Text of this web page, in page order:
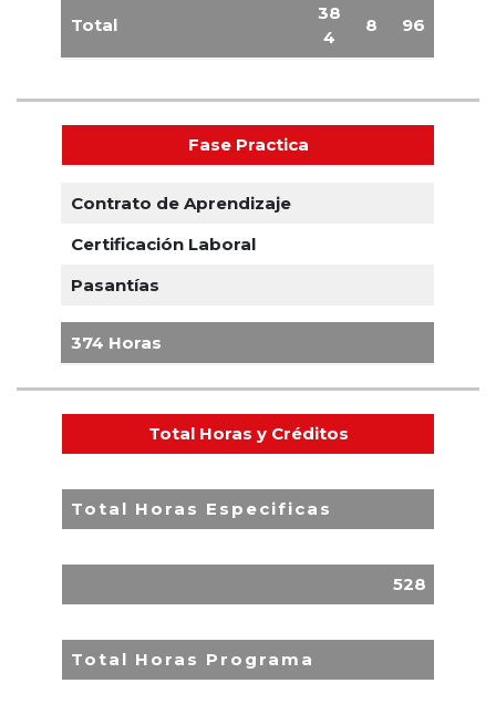
Total
38
4
8 96
Fase Practica
Contrato de Aprendizaje
Certificación Laboral
Pasantías
374 Horas
Total Horas y Créditos
Total Horas Especificas
528
Total Horas Programa